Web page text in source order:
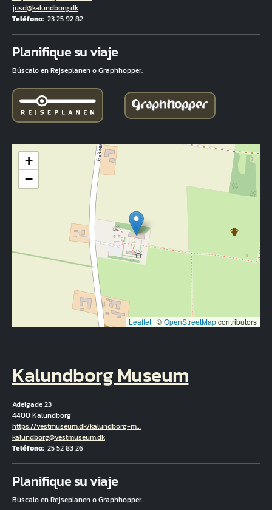
Correo electrónico
jusd@kalundborg.dk
Teléfono 23 25 92 82
Planifique su viaje
Búscalo en Rejseplanen o Graphhopper.
+
−
Leaflet | ©OpenStreetMapcontributors
Kalundborg Museum
Adelgade 23
4400 Kalundborg
Hjemmeside
https://vestmuseum.dk/kalundborg-m…
Correo electrónico
kalundborg@vestmuseum.dk
Teléfono 25 52 83 26
Planifique su viaje
Búscalo en Rejseplanen o Graphhopper.